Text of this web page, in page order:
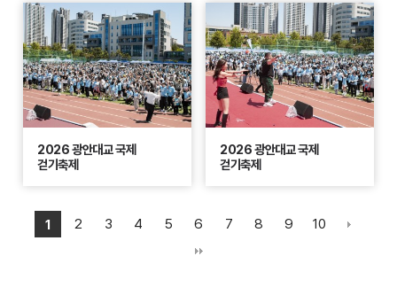
2026 광안대교 국제
걷기축제
2026 광안대교 국제
걷기축제
1 2 3 4 5 6 7 8 9 10